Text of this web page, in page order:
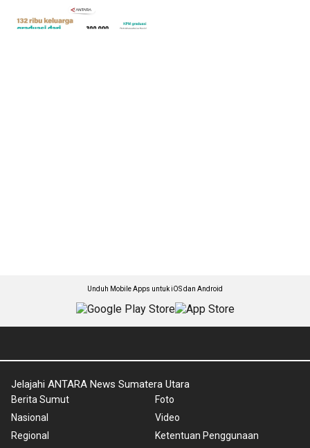
Unduh Mobile Apps untuk iOS dan Android
Jelajahi ANTARA News Sumatera Utara
Berita Sumut
Nasional
Regional
Foto
Video
Ketentuan Penggunaan